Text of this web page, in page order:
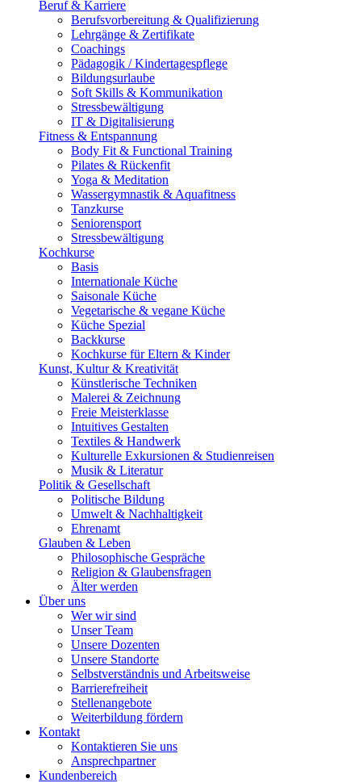
Beruf & Karriere
Berufsvorbereitung & Qualifizierung
Lehrgänge & Zertifikate
Coachings
Pädagogik / Kindertagespflege
Bildungsurlaube
Soft Skills & Kommunikation
Stressbewältigung
IT & Digitalisierung
Fitness & Entspannung
Body Fit & Functional Training
Pilates & Rückenfit
Yoga & Meditation
Wassergymnastik & Aquafitness
Tanzkurse
Seniorensport
Stressbewältigung
Kochkurse
Basis
Internationale Küche
Saisonale Küche
Vegetarische & vegane Küche
Küche Spezial
Backkurse
Kochkurse für Eltern & Kinder
Kunst, Kultur & Kreativität
Künstlerische Techniken
Malerei & Zeichnung
Freie Meisterklasse
Intuitives Gestalten
Textiles & Handwerk
Kulturelle Exkursionen & Studienreisen
Musik & Literatur
Politik & Gesellschaft
Politische Bildung
Umwelt & Nachhaltigkeit
Ehrenamt
Glauben & Leben
Philosophische Gespräche
Religion & Glaubensfragen
Älter werden
Über uns
Wer wir sind
Unser Team
Unsere Dozenten
Unsere Standorte
Selbstverständnis und Arbeitsweise
Barrierefreiheit
Stellenangebote
Weiterbildung fördern
Kontakt
Kontaktieren Sie uns
Ansprechpartner
Kundenbereich